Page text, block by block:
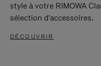
style à votre RIMOWA
sélection d'accessoires.
DÉCOUVRIR